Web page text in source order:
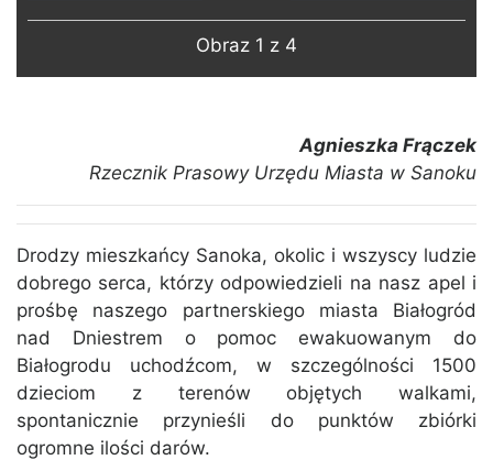
Obraz 1 z 4
Agnieszka Frączek
Rzecznik Prasowy Urzędu Miasta w Sanoku
Drodzy mieszkańcy Sanoka, okolic i wszyscy ludzie
dobrego serca, którzy odpowiedzieli na nasz apel i
prośbę naszego partnerskiego miasta Białogród
nad Dniestrem o pomoc ewakuowanym do
Białogrodu uchodźcom, w szczególności 1500
dzieciom z terenów objętych walkami,
spontanicznie przynieśli do punktów zbiórki
ogromne ilości darów.